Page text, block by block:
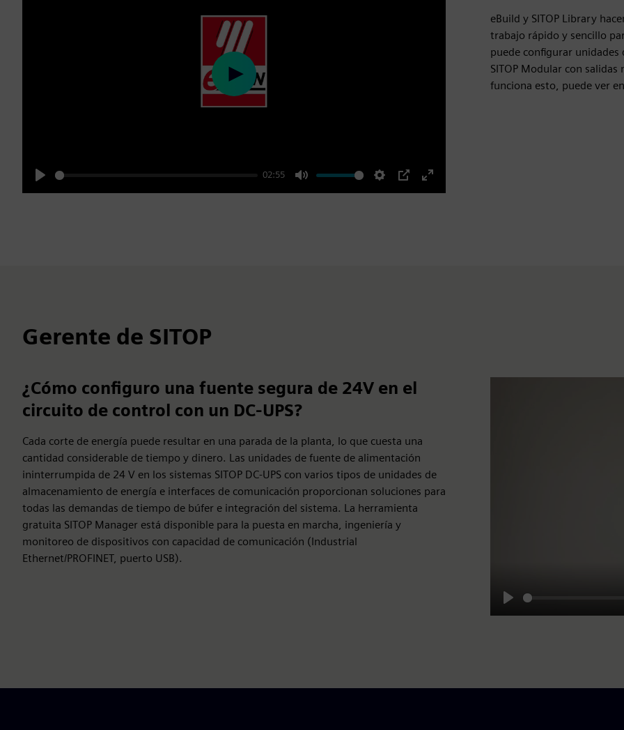
Play
02:55
Mute Settings
PIP
Enter
Play
eBuild y SITOP Library
trabajo rápido y sencillo
puede configurar unidades
SITOP Modular con
funciona esto, puede ver
Gerente de SITOP
¿Cómo configuro una fuente segura de 24V en el
circuito de control con un DC-UPS?
Cada corte de energía puede resultar en una parada de la planta, lo que cuesta una
cantidad considerable de tiempo y dinero. Las unidades de fuente de alimentación
ininterrumpida de 24 V en los sistemas SITOP DC-UPS con varios tipos de unidades de
almacenamiento de energía e interfaces de comunicación proporcionan soluciones para
todas las demandas de tiempo de búfer e integración del sistema. La herramienta
gratuita SITOP Manager está disponible para la puesta en marcha, ingeniería y
monitoreo de dispositivos con capacidad de comunicación (Industrial
Ethernet/PROFINET, puerto USB).
Play